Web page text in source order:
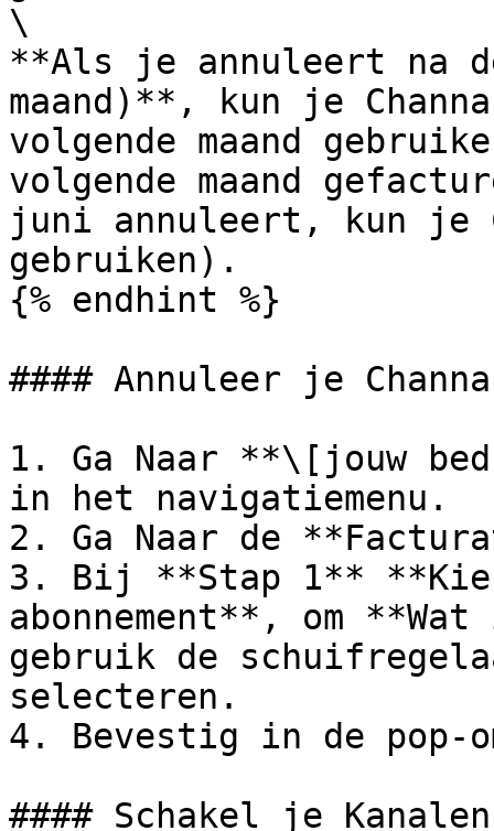
\
**Als je annuleert na
maand)**, kun je
volgende maand
volgende maand
juni annuleert, kun je
gebruiken).
{% endhint %}
#### Annuleer je
1. Ga Naar **\[jouw
in het navigatiemenu.
2. Ga Naar de
3. Bij **Stap 1**
abonnement**, om
gebruik de
selecteren.
4. Bevestig in de pop-
#### Schakel je